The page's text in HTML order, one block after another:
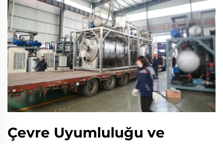
Çevre Uyumluluğu ve